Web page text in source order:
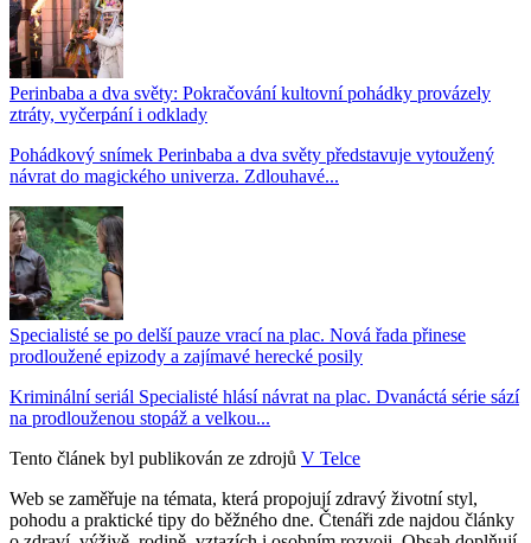
Perinbaba a dva světy: Pokračování kultovní pohádky provázely
ztráty, vyčerpání i odklady
Pohádkový snímek Perinbaba a dva světy představuje vytoužený
návrat do magického univerza. Zdlouhavé...
Specialisté se po delší pauze vrací na plac. Nová řada přinese
prodloužené epizody a zajímavé herecké posily
Kriminální seriál Specialisté hlásí návrat na plac. Dvanáctá série sází
na prodlouženou stopáž a velkou...
Tento článek byl publikován ze zdrojů V Telce
Web se zaměřuje na témata, která propojují zdravý životní styl,
pohodu a praktické tipy do běžného dne. Čtenáři zde najdou články